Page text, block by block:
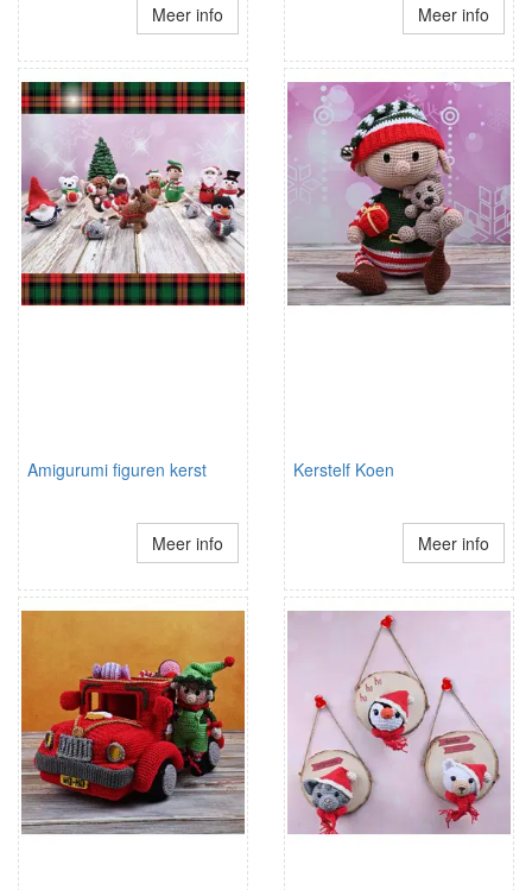
Meer info Meer info
Amigurumi figuren kerst
Meer info
Kerstelf Koen
Meer info